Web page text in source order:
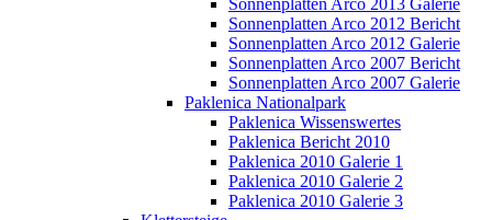
Sonnenplatten Arco 2013 Galerie
Sonnenplatten Arco 2012 Bericht
Sonnenplatten Arco 2012 Galerie
Sonnenplatten Arco 2007 Bericht
Sonnenplatten Arco 2007 Galerie
Paklenica Nationalpark
Paklenica Wissenswertes
Paklenica Bericht 2010
Paklenica 2010 Galerie 1
Paklenica 2010 Galerie 2
Paklenica 2010 Galerie 3